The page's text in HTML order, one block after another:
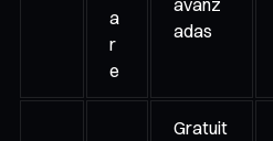
a
r
e
adas
Gratuit